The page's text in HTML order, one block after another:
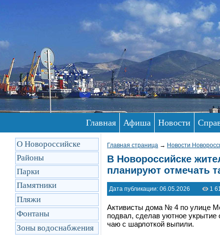
Главная Афиша Новости
О Новороссийске
Районы
Парки
Памятники
Пляжи
Фонтаны
Зоны водоснабжения
Главная страница → Новости
В Новороссийске
планируют отмечать
Дата публикации: 06.05.2026 1
Активисты дома № 4 по улице
подвал, сделав уютное
чаю с шарлоткой выпили.